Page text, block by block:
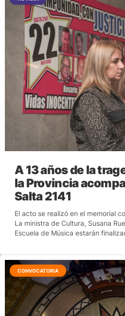
A 13 años de la
la Provincia
Salta 2141
El acto se realizó en el memorial
La ministra de Cultura, Susana
Escuela de Música estarán
CONVOCATORIA